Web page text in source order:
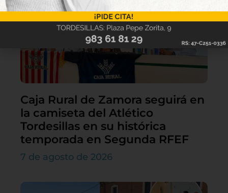
Caja Rural de Zamora seguirá en
la camiseta del Atlético
Tordesillas en su histórica
temporada en Segunda RFEF
7 de agosto de 2026